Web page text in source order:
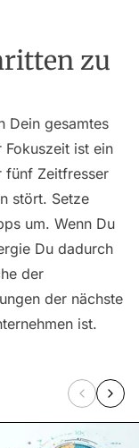
zu
Dein gesamtes
Fokuszeit ist ein
fünf Zeitfresser
stört. Setze
um. Wenn Du
Du dadurch
der
der nächste
ist.